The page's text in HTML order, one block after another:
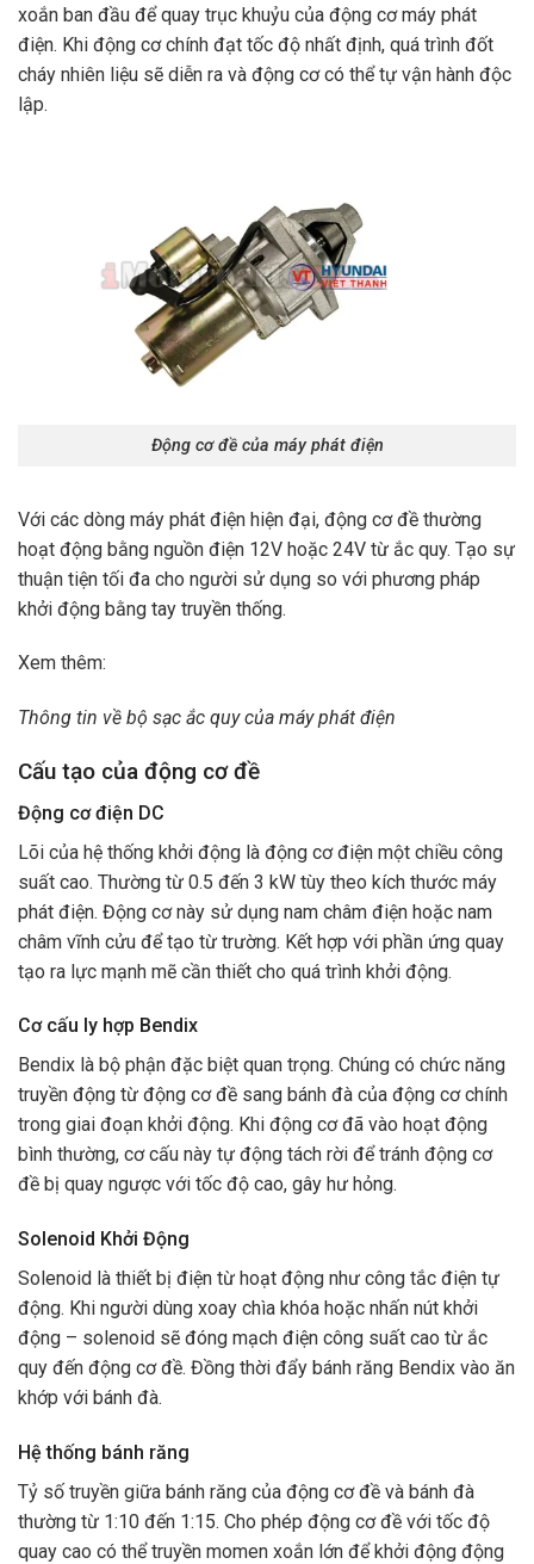
xoắn ban đầu để quay trục khuỷu của động cơ máy phát
điện. Khi động cơ chính đạt tốc độ nhất định, quá trình đốt
cháy nhiên liệu sẽ diễn ra và động cơ có thể tự vận hành độc
lập.
Động cơ đề của máy phát điện
Với các dòng máy phát điện hiện đại, động cơ đề thường
hoạt động bằng nguồn điện 12V hoặc 24V từ ắc quy. Tạo sự
thuận tiện tối đa cho người sử dụng so với phương pháp
khởi động bằng tay truyền thống.
Xem thêm:
Thông tin về bộ sạc ắc quy của máy phát điện
Cấu tạo của động cơ đề
Động cơ điện DC
Lõi của hệ thống khởi động là động cơ điện một chiều công
suất cao. Thường từ 0.5 đến 3 kW tùy theo kích thước máy
phát điện. Động cơ này sử dụng nam châm điện hoặc nam
châm vĩnh cửu để tạo từ trường. Kết hợp với phần ứng quay
tạo ra lực mạnh mẽ cần thiết cho quá trình khởi động.
Cơ cấu ly hợp Bendix
Bendix là bộ phận đặc biệt quan trọng. Chúng có chức năng
truyền động từ động cơ đề sang bánh đà của động cơ chính
trong giai đoạn khởi động. Khi động cơ đã vào hoạt động
bình thường, cơ cấu này tự động tách rời để tránh động cơ
đề bị quay ngược với tốc độ cao, gây hư hỏng.
Solenoid Khởi Động
Solenoid là thiết bị điện từ hoạt động như công tắc điện tự
động. Khi người dùng xoay chìa khóa hoặc nhấn nút khởi
động – solenoid sẽ đóng mạch điện công suất cao từ ắc
quy đến động cơ đề. Đồng thời đẩy bánh răng Bendix vào ăn
khớp với bánh đà.
Hệ thống bánh răng
Tỷ số truyền giữa bánh răng của động cơ đề và bánh đà
thường từ 1:10 đến 1:15. Cho phép động cơ đề với tốc độ
quay cao có thể truyền momen xoắn lớn để khởi động động